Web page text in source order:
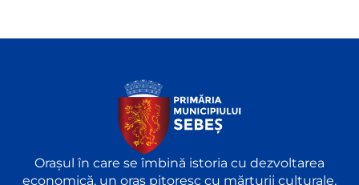
Orașul în care se îmbină istoria cu dezvoltarea
economică, un oraș pitoresc cu mărturii culturale,